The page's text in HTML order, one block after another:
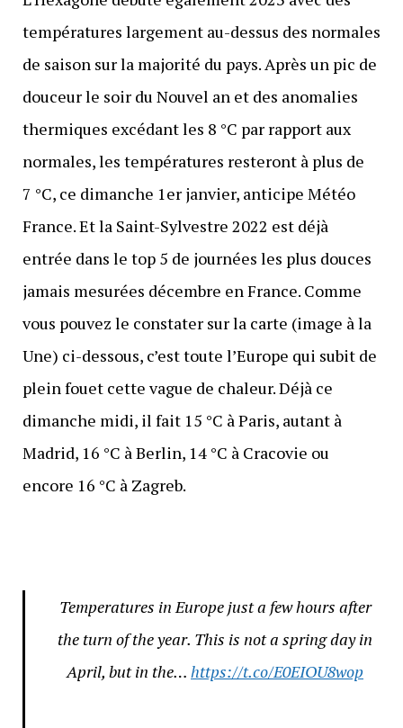
températures largement au-dessus des normales
de saison sur la majorité du pays. Après un pic de
douceur le soir du Nouvel an et des anomalies
thermiques excédant les 8 °C par rapport aux
normales, les températures resteront à plus de
7 °C, ce dimanche 1er janvier, anticipe Météo
France. Et la Saint-Sylvestre 2022 est déjà
entrée dans le top 5 de journées les plus douces
jamais mesurées décembre en France. Comme
vous pouvez le constater sur la carte (image à la
Une) ci-dessous, c’est toute l’Europe qui subit de
plein fouet cette vague de chaleur. Déjà ce
dimanche midi, il fait 15 °C à Paris, autant à
Madrid, 16 °C à Berlin, 14 °C à Cracovie ou
encore 16 °C à Zagreb.
Temperatures in Europe just a few hours after
the turn of the year. This is not a spring day in
April, but in the… https://t.co/E0EIOU8wop